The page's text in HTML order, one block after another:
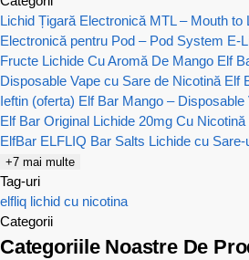
Lichid Țigară Electronică MTL – Mouth to
Electronică pentru Pod – Pod System E-
Fructe Lichide Cu Aromă De Mango Elf
Disposable Vape cu Sare de Nicotină Elf
Ieftin (oferta) Elf Bar Mango –
Elf Bar Original Lichide 20mg Cu
ElfBar ELFLIQ Bar Salts Lichide cu
+7 mai multe
Tag-uri
elfliq lichid cu nicotina
Categorii
Categoriile Noastre De